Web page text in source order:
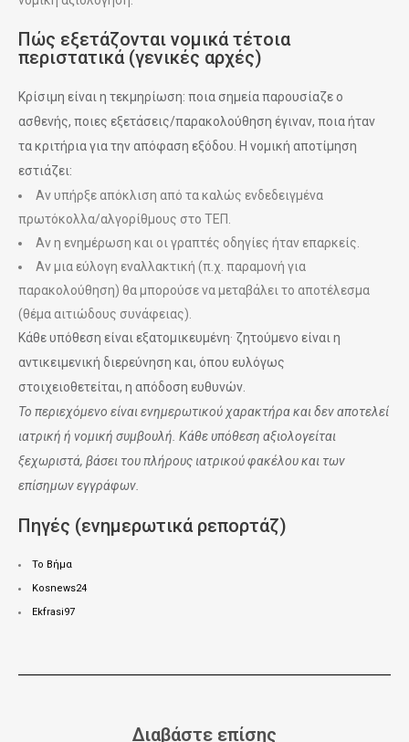
Πώς εξετάζονται νομικά τέτοια
περιστατικά (γενικές αρχές)
Κρίσιμη είναι η τεκμηρίωση: ποια σημεία παρουσίαζε ο
ασθενής, ποιες εξετάσεις/παρακολούθηση έγιναν, ποια ήταν
τα κριτήρια για την απόφαση εξόδου. Η νομική αποτίμηση
εστιάζει:
Αν υπήρξε απόκλιση από τα καλώς ενδεδειγμένα
πρωτόκολλα/αλγορίθμους στο ΤΕΠ.
Αν η ενημέρωση και οι γραπτές οδηγίες ήταν επαρκείς.
Αν μια εύλογη εναλλακτική (π.χ. παραμονή για
παρακολούθηση) θα μπορούσε να μεταβάλει το αποτέλεσμα
(θέμα αιτιώδους συνάφειας).
Κάθε υπόθεση είναι εξατομικευμένη· ζητούμενο είναι η
αντικειμενική διερεύνηση και, όπου ευλόγως
στοιχειοθετείται, η απόδοση ευθυνών.
Το περιεχόμενο είναι ενημερωτικού χαρακτήρα και δεν αποτελεί
ιατρική ή νομική συμβουλή. Κάθε υπόθεση αξιολογείται
ξεχωριστά, βάσει του πλήρους ιατρικού φακέλου και των
επίσημων εγγράφων.
Πηγές (ενημερωτικά ρεπορτάζ)
Το Βήμα
Kosnews24
Ekfrasi97
Διαβάστε επίσης